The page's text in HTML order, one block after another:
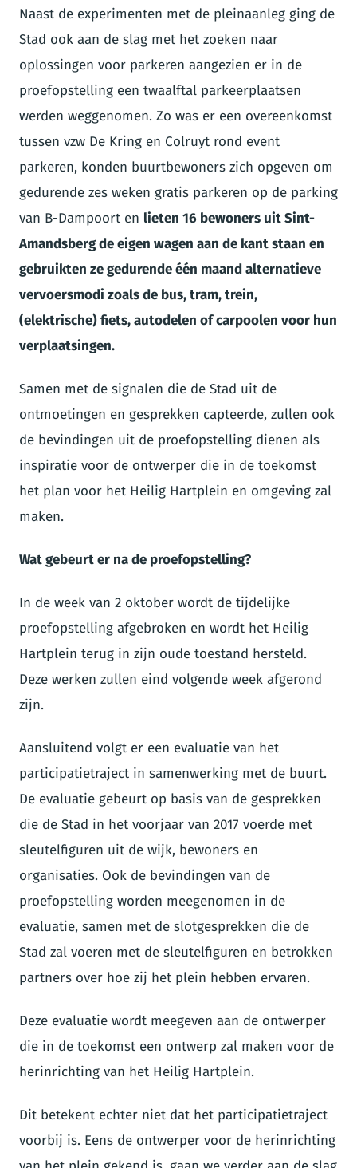
Naast de experimenten met de pleinaanleg ging de
Stad ook aan de slag met het zoeken naar
oplossingen voor parkeren aangezien er in de
proefopstelling een twaalftal parkeerplaatsen
werden weggenomen. Zo was er een overeenkomst
tussen vzw De Kring en Colruyt rond event
parkeren, konden buurtbewoners zich opgeven om
gedurende zes weken gratis parkeren op de parking
van B-Dampoort en lieten 16 bewoners uit Sint-
Amandsberg de eigen wagen aan de kant staan en
gebruikten ze gedurende één maand alternatieve
vervoersmodi zoals de bus, tram, trein,
(elektrische) fiets, autodelen of carpoolen voor hun
verplaatsingen.
Samen met de signalen die de Stad uit de
ontmoetingen en gesprekken capteerde, zullen ook
de bevindingen uit de proefopstelling dienen als
inspiratie voor de ontwerper die in de toekomst
het plan voor het Heilig Hartplein en omgeving zal
maken.
Wat gebeurt er na de proefopstelling?
In de week van 2 oktober wordt de tijdelijke
proefopstelling afgebroken en wordt het Heilig
Hartplein terug in zijn oude toestand hersteld.
Deze werken zullen eind volgende week afgerond
zijn.
Aansluitend volgt er een evaluatie van het
participatietraject in samenwerking met de buurt.
De evaluatie gebeurt op basis van de gesprekken
die de Stad in het voorjaar van 2017 voerde met
sleutelfiguren uit de wijk, bewoners en
organisaties. Ook de bevindingen van de
proefopstelling worden meegenomen in de
evaluatie, samen met de slotgesprekken die de
Stad zal voeren met de sleutelfiguren en betrokken
partners over hoe zij het plein hebben ervaren.
Deze evaluatie wordt meegeven aan de ontwerper
die in de toekomst een ontwerp zal maken voor de
herinrichting van het Heilig Hartplein.
Dit betekent echter niet dat het participatietraject
voorbij is. Eens de ontwerper voor de herinrichting